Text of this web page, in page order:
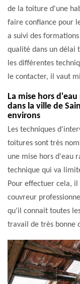
de la toiture d'une
faire confiance pour
a suivi des
qualité dans un délai
les différentes
le contacter, il vaut
La mise hors
dans la ville de
environs
Les techniques
toitures sont très
une mise hors d'eau
technique qui va
Pour effectuer cela,
couvreur
qu'il connait toutes
travail de très bonne